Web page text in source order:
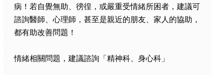
病！若自覺無助、徬徨，或嚴重受情緒所困者，建議可
諮詢醫師、心理師，甚至是親近的朋友、家人的協助，
都有助改善問題！
情緒相關問題，建議諮詢「精神科、身心科」